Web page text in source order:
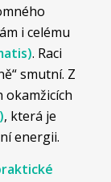
i celému
. Raci
smutní. Z
okamžicích
, která je
energii.